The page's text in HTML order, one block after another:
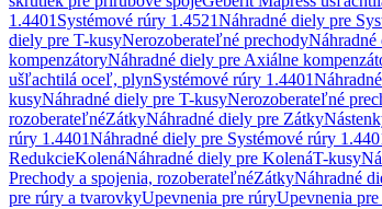
1.4401 Systémové rúry 1.4521Náhradné diely pre
diely pre T-kusyNerozoberateľné prechody
kompenzátoryNáhradné diely pre Axiálne
ušľachtilá oceľ, plynSystémové rúry 1.4401
kusyNáhradné diely pre T-kusyNerozoberateľné
rozoberateľnéZátkyNáhradné diely pre Zátky
rúry 1.4401Náhradné diely pre Systémové rúry
RedukcieKolenáNáhradné diely pre KolenáT-kusy
Prechody a spojenia, rozoberateľnéZátkyNáhradné
pre rúry a tvarovkyUpevnenia pre rúryUpevnenia